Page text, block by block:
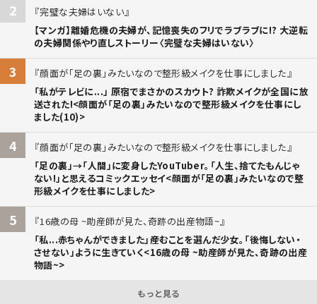
2
完璧な夫婦はいない
【マンガ】離婚危機の夫婦が、記憶喪失のフリでラブラブに!? 大逆転
の夫婦関係やり直しストーリー〈完璧な夫婦はいない〉
3
顔面が「足の裏」みたいなので整形級メイクを仕事にしました
「私がテレビに...」 原宿でまさかのスカウト? 詐欺メイクが全国に放
送された!<顔面が「足の裏」みたいなので整形級メイクを仕事にし
ました(10)>
4
顔面が「足の裏」みたいなので整形級メイクを仕事にしました
「足の裏」→「人間」に変身したYouTuber。「人生、捨てたもんじゃ
ない!」と思えるコミックエッセイ<顔面が「足の裏」みたいなので整
形級メイクを仕事にしました>
5
16歳の母 ~助産師が見た、奇跡の出産物語~
「私...赤ちゃんができました」――産むことを選んだ少女。「後悔しない・
させない」ように生きていく<16歳の母 ~助産師が見た、奇跡の出産
物語~>
もっと見る